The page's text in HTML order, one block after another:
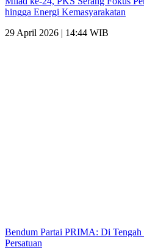
hingga Energi Kemasyarakatan
29 April 2026 | 14:44 WIB
Bendum Partai PRIMA: Di
Persatuan